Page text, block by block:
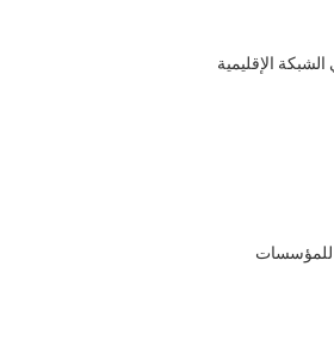
الإقليمية
للمؤسسات